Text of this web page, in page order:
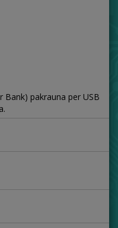
Bank) pakrauna per USB